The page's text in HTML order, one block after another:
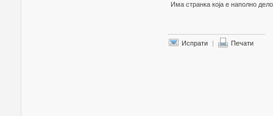
Има странка која е наполно
Испрати | Печати